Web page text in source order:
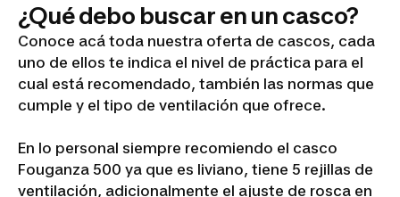
¿Qué debo buscar en un casco?
Conoce acá toda nuestra oferta de cascos, cada
uno de ellos te indica el nivel de práctica para el
cual está recomendado, también las normas que
cumple y el tipo de ventilación que ofrece.
En lo personal siempre recomiendo el casco
Fouganza 500 ya que es liviano, tiene 5 rejillas de
ventilación, adicionalmente el ajuste de rosca en